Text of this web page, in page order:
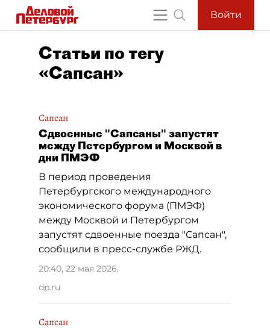
Войти
Статьи по тегу
«Сапсан»
Сапсан
Сдвоенные "Сапсаны" запустят
между Петербургом и Москвой в
дни ПМЭФ
В период проведения
Петербургского международного
экономического форума (ПМЭФ)
между Москвой и Петербургом
запустят сдвоенные поезда "Сапсан",
сообщили в пресс-службе РЖД.
20:40, 22 мая 2026,
dp.ru
Сапсан